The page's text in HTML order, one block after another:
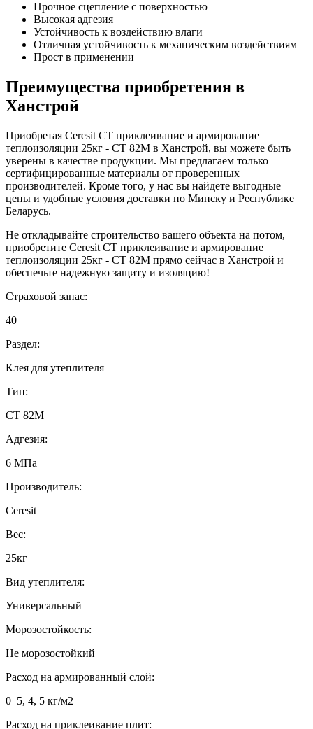
Прочное сцепление с поверхностью
Высокая адгезия
Устойчивость к воздействию влаги
Отличная устойчивость к механическим воздействиям
Прост в применении
Преимущества приобретения в
Ханстрой
Приобретая Ceresit CT приклеивание и армирование
теплоизоляции 25кг - СТ 82М в Ханстрой, вы можете быть
уверены в качестве продукции. Мы предлагаем только
сертифицированные материалы от проверенных
производителей. Кроме того, у нас вы найдете выгодные
цены и удобные условия доставки по Минску и Республике
Беларусь.
Не откладывайте строительство вашего объекта на потом,
приобретите Ceresit CT приклеивание и армирование
теплоизоляции 25кг - СТ 82М прямо сейчас в Ханстрой и
обеспечьте надежную защиту и изоляцию!
Страховой запас:
40
Раздел:
Клея для утеплителя
Тип:
СТ 82М
Адгезия:
6 МПа
Производитель:
Ceresit
Вес:
25кг
Вид утеплителя:
Универсальный
Морозостойкость:
Не морозостойкий
Расход на армированный слой:
0–5, 4, 5 кг/м2
Расход на приклеивание плит: